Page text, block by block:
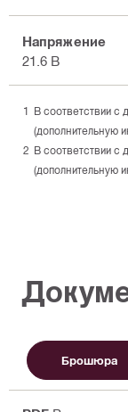
Напряжение
21.6 В
В соответствии
(дополнительную
В соответствии
(дополнительную
Брошюра